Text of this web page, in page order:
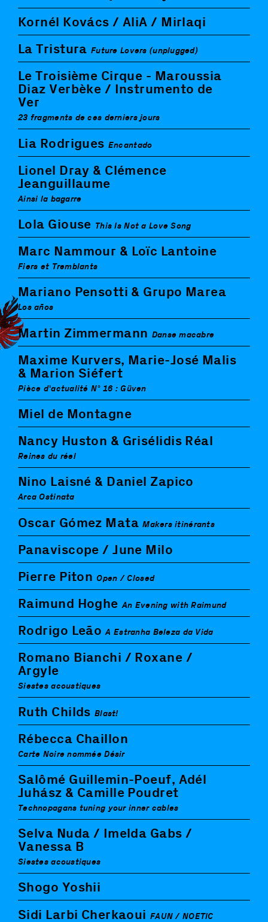
Kornél Kovács / AliA / Mirlaqi
La Tristura Future Lovers (unplugged)
Le Troisième Cirque - Maroussia
Diaz Verbèke / Instrumento de
Ver
23 fragments de ces derniers jours
Lia Rodrigues Encantado
Lionel Dray & Clémence
Jeanguillaume
Ainsi la bagarre
Lola Giouse This Is Not a Love Song
Marc Nammour & Loïc Lantoine
Fiers et Tremblants
Mariano Pensotti & Grupo Marea
Los años
Martin Zimmermann Danse macabre
Maxime Kurvers, Marie-José Malis
& Marion Siéfert
Pièce d'actualité N° 16 : Güven
Miel de Montagne
Nancy Huston & Grisélidis Réal
Reines du réel
Nino Laisné & Daniel Zapico
Arca Ostinata
Oscar Gómez Mata Makers itinérants
Panaviscope / June Milo
Pierre Piton Open / Closed
Raimund Hoghe An Evening with Raimund
Rodrigo Leão A Estranha Beleza da Vida
Romano Bianchi / Roxane /
Argyle
Siestes acoustiques
Ruth Childs Blast!
Rébecca Chaillon
Carte Noire nommée Désir
Salômé Guillemin-Poeuf, Adél
Juhász & Camille Poudret
Technopagans tuning your inner cables
Selva Nuda / Imelda Gabs /
Vanessa B
Siestes acoustiques
Shogo Yoshii
Sidi Larbi Cherkaoui FAUN / NOETIC